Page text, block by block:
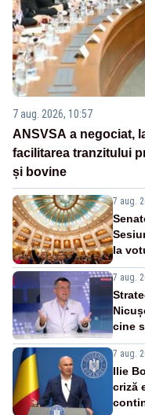
7 aug. 2026, 10:57
ANSVSA a negociat,
facilitarea tranzitului
și bovine
7 aug.
la
7 aug.
cine
7 aug.
Ilie
criză